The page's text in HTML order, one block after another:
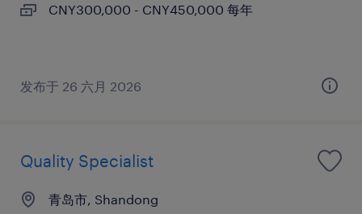
CNY300,000 - CNY450,000 每年
发布于 26 六月 2026
Quality Specialist
青岛市, Shandong